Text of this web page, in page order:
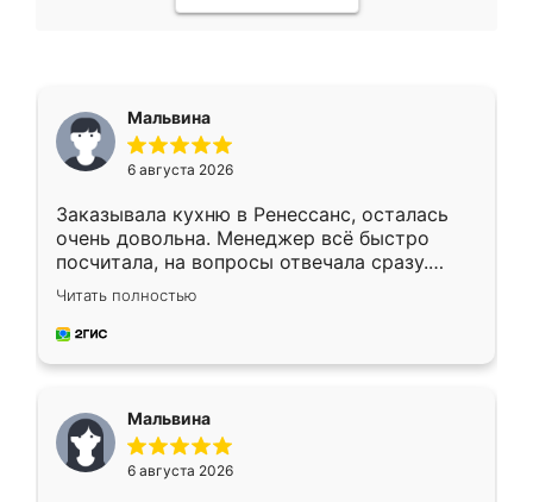
Мальвина
6 августа 2026
Заказывала кухню в Ренессанс, осталась
очень довольна. Менеджер всё быстро
посчитала, на вопросы отвечала сразу.
Замерщик приехал в субботу, подошёл к
делу со всей ответственностью. Собрали
за день, ребята работали аккуратно, даже
Читать полностью
Мальвина
6 августа 2026